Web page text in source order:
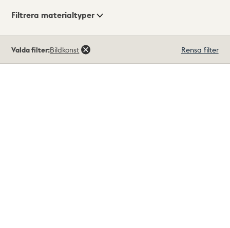
Visningsläge
Filtrera materialtyper
träffar
Valda filter:Bildkonst Rensa filter